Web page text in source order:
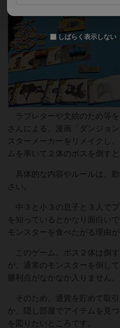
ラブレターや文絵のため等
さんによる、漫画「ダンジョ
スターメーカーをリメイクし
ムを率いて２体のボスを倒す
具体的な内容やルールは、
さい。
中３と小３の息子と３人で
を知っているとかなり面白い
モンスターを食べたがる理由
このゲーム、ボス２体は倒す
が、通常のモンスターを倒し
勝利点がなかなか入りません。
そのため、通貨を貯めて取
か、隠し部屋でアイテムを見
を図りたいところです。
しばらく表示しない